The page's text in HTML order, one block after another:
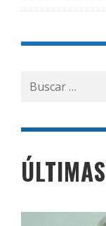
Buscar
por: